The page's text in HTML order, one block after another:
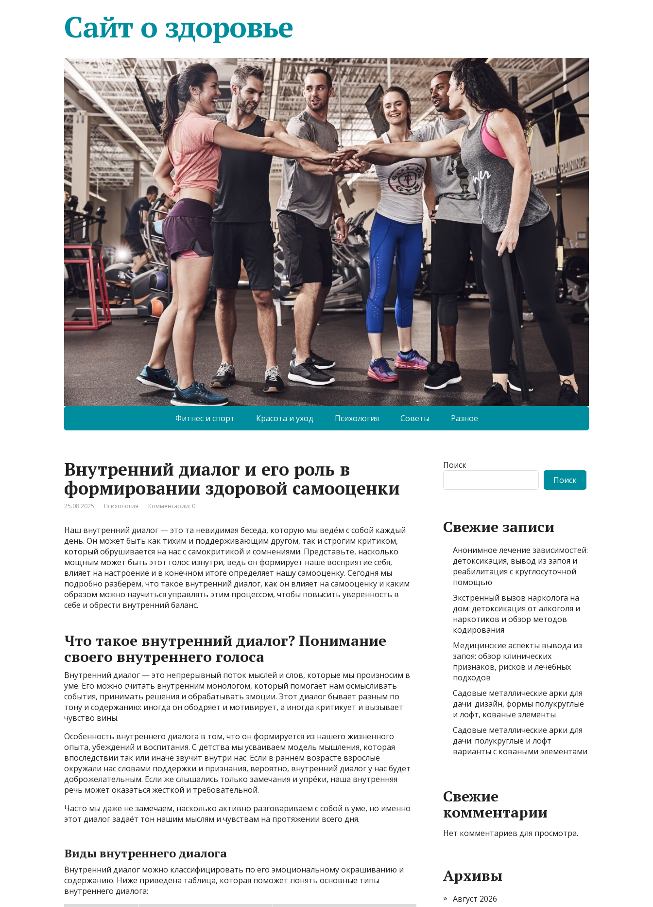
Сайт о здоровье
Фитнес и спорт Красота и уход Психология Советы Разное
Внутренний диалог и его роль в
формировании здоровой самооценки
25.08.2025 Психология Комментарии: 0
Наш внутренний диалог — это та невидимая беседа, которую мы ведём с собой каждый
день. Он может быть как тихим и поддерживающим другом, так и строгим критиком,
который обрушивается на нас с самокритикой и сомнениями. Представьте, насколько
мощным может быть этот голос изнутри, ведь он формирует наше восприятие себя,
влияет на настроение и в конечном итоге определяет нашу самооценку. Сегодня мы
подробно разберём, что такое внутренний диалог, как он влияет на самооценку и каким
образом можно научиться управлять этим процессом, чтобы повысить уверенность в
себе и обрести внутренний баланс.
Что такое внутренний диалог? Понимание
своего внутреннего голоса
Внутренний диалог — это непрерывный поток мыслей и слов, которые мы произносим в
уме. Его можно считать внутренним монологом, который помогает нам осмысливать
события, принимать решения и обрабатывать эмоции. Этот диалог бывает разным по
тону и содержанию: иногда он ободряет и мотивирует, а иногда критикует и вызывает
чувство вины.
Особенность внутреннего диалога в том, что он формируется из нашего жизненного
опыта, убеждений и воспитания. С детства мы усваиваем модель мышления, которая
впоследствии так или иначе звучит внутри нас. Если в раннем возрасте взрослые
окружали нас словами поддержки и признания, вероятно, внутренний диалог у нас будет
доброжелательным. Если же слышались только замечания и упрёки, наша внутренняя
речь может оказаться жесткой и требовательной.
Часто мы даже не замечаем, насколько активно разговариваем с собой в уме, но именно
этот диалог задаёт тон нашим мыслям и чувствам на протяжении всего дня.
Виды внутреннего диалога
Внутренний диалог можно классифицировать по его эмоциональному окрашиванию и
содержанию. Ниже приведена таблица, которая поможет понять основные типы
внутреннего диалога:
Поиск
Поиск
Свежие записи
Анонимное лечение зависимостей:
детоксикация, вывод из запоя и
реабилитация с круглосуточной
помощью
Экстренный вызов нарколога на
дом: детоксикация от алкоголя и
наркотиков и обзор методов
кодирования
Медицинские аспекты вывода из
запоя: обзор клинических
признаков, рисков и лечебных
подходов
Садовые металлические арки для
дачи: дизайн, формы полукруглые
и лофт, кованые элементы
Садовые металлические арки для
дачи: полукруглые и лофт
варианты с коваными элементами
Свежие
комментарии
Нет комментариев для просмотра.
Архивы
Август 2026